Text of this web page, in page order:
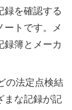
録を確認する
ートです。メ
録簿とメーカ
の法定点検結
まな記録が記